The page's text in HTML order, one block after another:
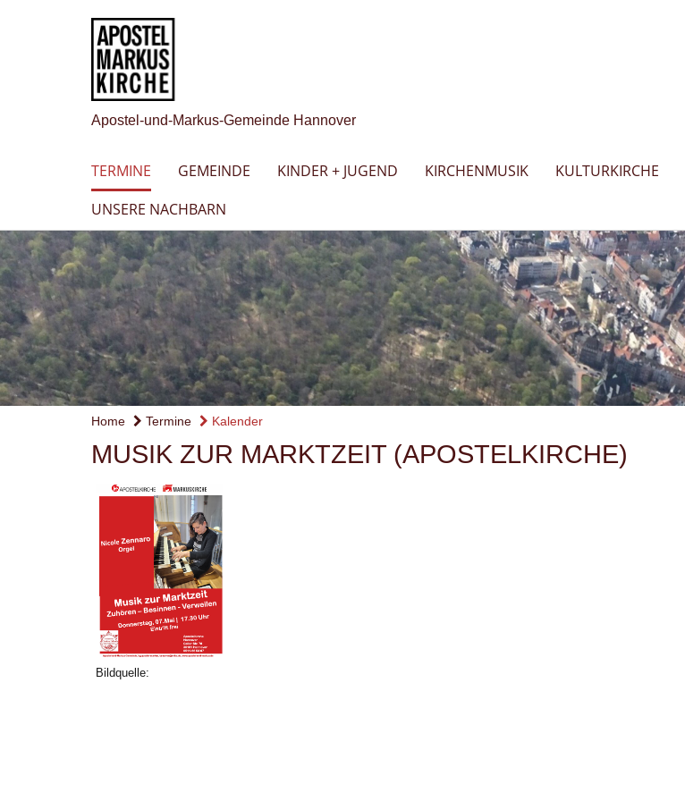
Apostel-und-Markus-Gemeinde Hannover
TERMINE GEMEINDE KINDER + JUGEND KIRCHENMUSIK KULTURKIRCHE
UNSERE NACHBARN
Home Termine Kalender
MUSIK ZUR MARKTZEIT (APOSTELKIRCHE)
Bildquelle: